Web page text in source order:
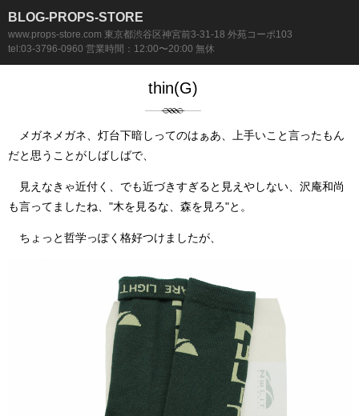
BLOG-PROPS-STORE
www.props-store.com 東京都渋谷区神宮前3-31-18 外苑コーポ103
tel:03-3796-0960 営業時間：12:00〜20:00 無休
thin(G)
メガネメガネ、灯台下暗しってのはぁあ、上手いこと言ったもん
だと思うことがしばしばで、
見えなきゃ近付く、でも近づきすぎると見えやしない、沢庵和尚
も言ってましたね、"木を見るな、森を見ろ"と。
ちょっと哲学っぽく格好つけましたが、